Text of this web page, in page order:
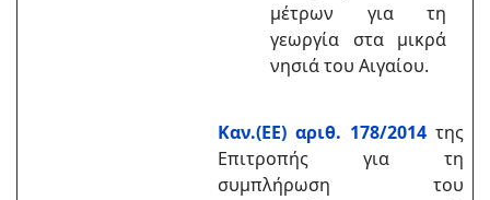
μέτρων για τη
γεωργία στα μικρά
νησιά του Αιγαίου.
Καν.(ΕΕ) αριθ. 178/2014 της
Επιτροπής για τη
συμπλήρωση του